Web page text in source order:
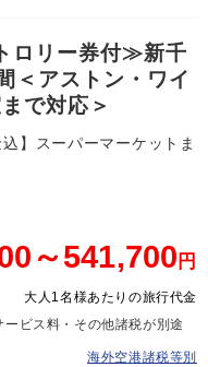
ロリー券付≫新千
＜アストン・ワイ
で対応＞
】スーパーマーケットま
～541,700 円
大人1名様あたりの旅行代金
ビス料・その他諸税が別途
海外空港諸税等別